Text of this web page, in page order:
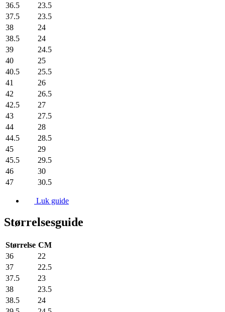
36.5
23.5
37.5
23.5
38
24
38.5
24
39
24.5
40
25
40.5
25.5
41
26
42
26.5
42.5
27
43
27.5
44
28
44.5
28.5
45
29
45.5
29.5
46
30
47
30.5
Luk guide
Størrelsesguide
Størrelse CM
36
22
37
22.5
37.5
23
38
23.5
38.5
24